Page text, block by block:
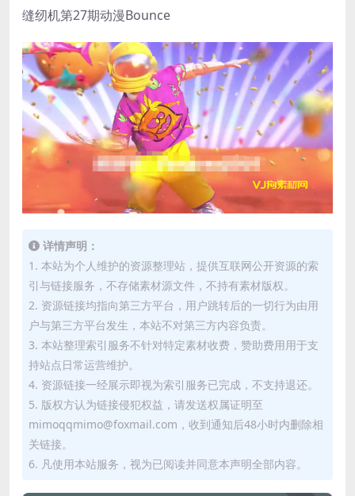
缝纫机第27期动漫Bounce
详情声明：
1. 本站为个人维护的资源整理站，提供互联网公开资源的索
引与链接服务，不存储素材源文件，不持有素材版权。
2. 资源链接均指向第三方平台，用户跳转后的一切行为由用
户与第三方平台发生，本站不对第三方内容负责。
3. 本站整理索引服务不针对特定素材收费，赞助费用用于支
持站点日常运营维护。
4. 资源链接一经展示即视为索引服务已完成，不支持退还。
5. 版权方认为链接侵犯权益，请发送权属证明至
mimoqqmimo@foxmail.com，收到通知后48小时内删除相
关链接。
6. 凡使用本站服务，视为已阅读并同意本声明全部内容。